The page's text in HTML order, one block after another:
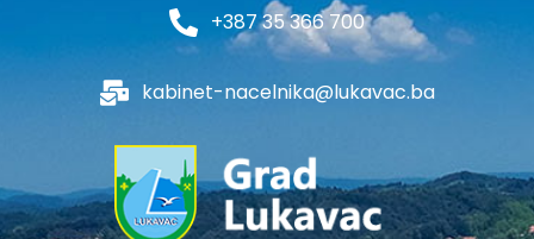
+387 35 366 700
kabinet-nacelnika@lukavac.ba